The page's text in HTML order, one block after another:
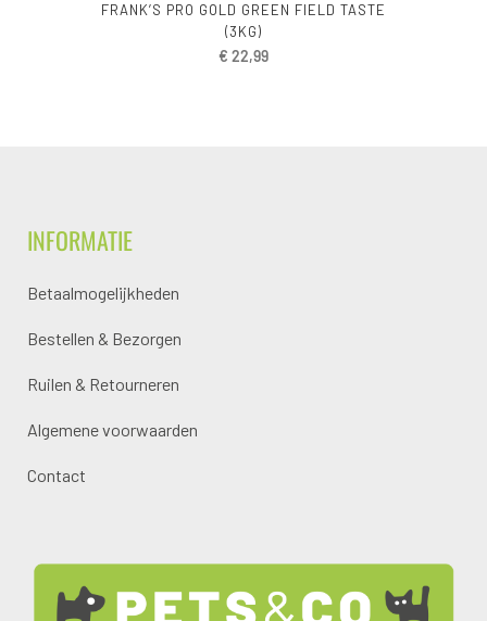
FRANK’S PRO GOLD GREEN FIELD TASTE
(3KG)
€ 22,99
INFORMATIE
Betaalmogelijkheden
Bestellen & Bezorgen
Ruilen & Retourneren
Algemene voorwaarden
Contact